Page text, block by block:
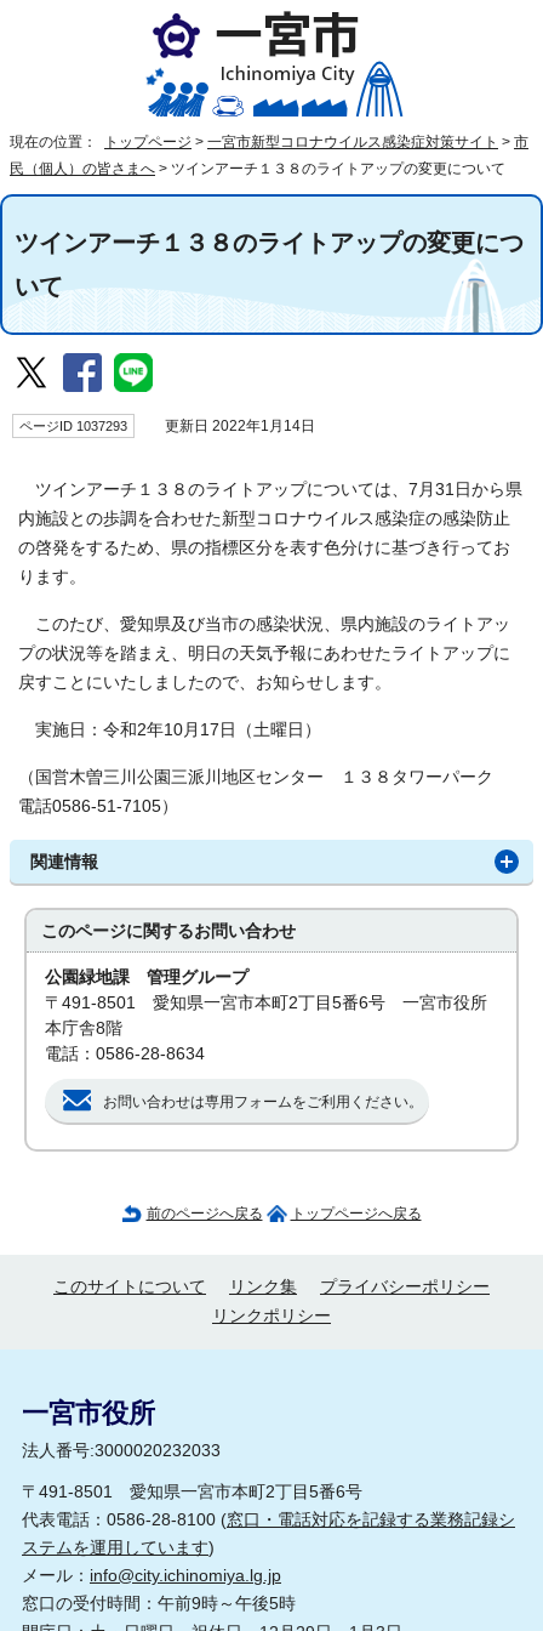
現在の位置： トップページ > 一宮市新型コロナウイルス感染症対策サイト > 市
民（個人）の皆さまへ > ツインアーチ１３８のライトアップの変更について
ツインアーチ１３８のライトアップの変更につ
いて
ページID 1037293 更新日 2022年1月14日
ツインアーチ１３８のライトアップについては、7月31日から県
内施設との歩調を合わせた新型コロナウイルス感染症の感染防止
の啓発をするため、県の指標区分を表す色分けに基づき行ってお
ります。
このたび、愛知県及び当市の感染状況、県内施設のライトアッ
プの状況等を踏まえ、明日の天気予報にあわせたライトアップに
戻すことにいたしましたので、お知らせします。
実施日：令和2年10月17日（土曜日）
（国営木曽三川公園三派川地区センター １３８タワーパーク
電話0586-51-7105）
関連情報
このページに関するお問い合わせ
公園緑地課 管理グループ
〒491-8501 愛知県一宮市本町2丁目5番6号 一宮市役所
本庁舎8階
電話：0586-28-8634
お問い合わせは専用フォームをご利用ください。
前のページへ戻る トップページへ戻る
このサイトについて リンク集
プライバシーポリシー
リンクポリシー
一宮市役所
法人番号:3000020232033
〒491-8501 愛知県一宮市本町2丁目5番6号
代表電話：0586-28-8100 (窓口・電話対応を記録する業務記録シ
ステムを運用しています)
メール： info@city.ichinomiya.lg.jp
窓口の受付時間：午前9時～午後5時